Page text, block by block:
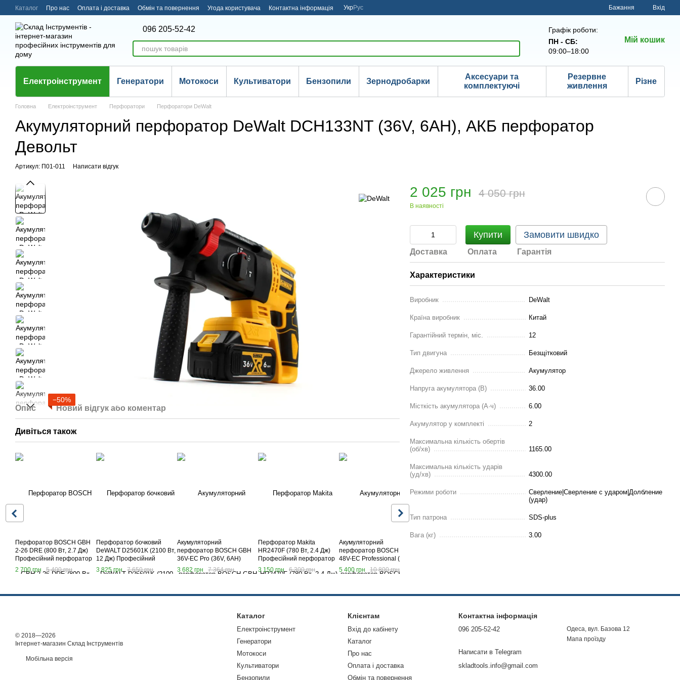
Перейти до основного контенту
Каталог Про нас Оплата і доставка Обмін та повернення Угода користувача Контактна інформація УкрРус Бажання Вхід
096 205-52-42
Графік роботи:
ПН - СБ:
09:00–18:00
Мій кошик
Електроінструмент Генератори Мотокоси Культиватори Бензопили Зернодробарки
Аксесуари та
комплектуючі
Резервне
живлення
Різне
Головна Електроінструмент Перфоратори Перфоратори DeWalt
Акумуляторний перфоратор DeWalt DCH133NT (36V, 6AH), АКБ перфоратор
Девольт
Артикул: П01-011 Написати відгук
−50%
Опис Новий відгук або коментар
Дивіться також
Перфоратор BOSCH GBH
2-26 DRE (800 Вт, 2.7 Дж)
Професійний перфоратор
Бош
2 700 грн 5 400 грн
Перфоратор бочковий
DeWALT D25601K (2100 Вт,
12 Дж) Професійний
перфоратор Деволт
3 825 грн 7 650 грн
Акумуляторний
перфоратор BOSCH GBH
36V-EC Pro (36V, 6AH)
Професійний перфоратор
Бош
3 682 грн 7 364 грн
Перфоратор Makita
HR2470F (780 Вт, 2.4 Дж)
Професійний перфоратор
Макіта
3 150 грн 6 300 грн
Акумуляторний
перфоратор BOSCH GBH
48V-EC Professional (48V,
6AH) Професійний
перфоратор Бош
5 400 грн 10 800 грн
2 025 грн 4 050 грн
В наявності
Купити Замовити швидко
Доставка Оплата Гарантія
Характеристики
Виробник DeWalt
Країна виробник Китай
Гарантійний термін, міс. 12
Тип двигуна Безщітковий
Джерело живлення Акумулятор
Напруга акумулятора (В) 36.00
Місткість акумулятора (А·ч) 6.00
Акумулятор у комплекті 2
Максимальна кількість обертів
(об/хв)
1165.00
Максимальна кількість ударів
(уд/хв)
4300.00
Режими роботи
Сверление|Сверление с ударом|Долбление
(удар)
Тип патрона SDS-plus
Вага (кг) 3.00
© 2018—2026
Інтернет-магазин Склад Інструментів
Мобільна версія
Каталог
Електроінструмент
Генератори
Мотокоси
Культиватори
Бензопили
Клієнтам
Вхід до кабінету
Каталог
Про нас
Оплата і доставка
Обмін та повернення
Контактна інформація
096 205-52-42
Написати в Telegram
skladtools.info@gmail.com
Одеса, вул. Базова 12
Мапа проїзду